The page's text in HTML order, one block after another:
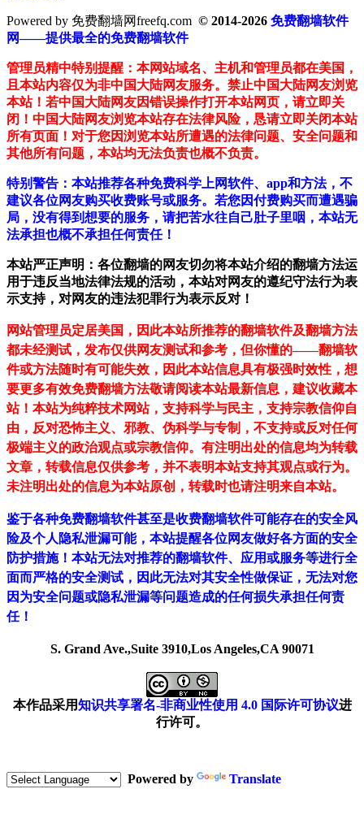
Powered by 免费翻墙网freefq.com © 2014-2026 免费翻墙软件
网——提供最全的免费翻墙软件
管理员精中特别提醒：本网站域名、主机和管理员都在美国，
且本站内容仅为非中国大陆网友服务。禁止中国大陆网友浏览
本站！若中国大陆网友因错误操作打开本站网页，请立即关
闭！中国大陆网友浏览本站存在法律风险，恳请立即关闭本站
所有页面！对于您因浏览本站所遭遇的法律问题、安全问题和
其他所有问题，本站均无法负责也概不负责。
特别警告：本站推荐各种免费科学上网软件、app和方法，不
建议各位网友购买收费账号或服务。若您因付费购买而遭遇骗
局，没有得到想要的服务，请把苦水往自己肚子里咽，本站无
法承担也概不承担任何责任！
本站严正声明：各位翻墙的网友切勿将本站介绍的翻墙方法运
用于违反当地法律法规的活动，本站对网友的遵纪守法行为表
示支持，对网友的违法犯罪行为表示反对！
网站管理员定居美国，因此本站所推荐的翻墙软件及翻墙方法
都未经测试，发布仅供网友测试和参考，但你懂的——翻墙软
件或方法随时有可能失效，因此本站信息具有极强时效性，想
要更多有效免费翻墙方法敬请阅读本站最新信息，建议收藏本
站！ 本站为纯粹技术网站，支持科学与民主，支持宗教信仰自
由，反对恐怖主义、邪教、伪科学与专制，不支持或反对任何
极端主义的政治观点或宗教信仰。有注明出处的信息均为转载
文章，转载信息仅供参考，并不表明本站支持其观点或行为。
未注明出处的信息为本站原创，转载时也请注明来自本站。
鉴于各种免费翻墙软件甚至是收费翻墙软件可能存在的安全风
险及个人隐私泄漏可能，本站提醒各位网友做好各方面的安全
防护措施！本站无法对推荐的翻墙软件、应用或服务等进行全
面而严格的安全测试，因此无法对其安全性做保证，无法对您
因为安全问题或隐私泄漏等问题造成的任何损失承担任何责
任！
S. Grand Ave.,Suite 3910,Los Angeles,CA 90071
本作品采用知识共享署名-非商业性使用 4.0 国际许可协议进
行许可。
Powered by Translate